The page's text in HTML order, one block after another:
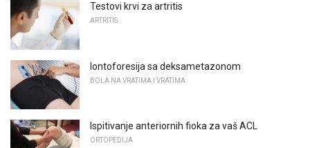
Testovi krvi za artritis
ARTRITIS
Iontoforesija sa deksametazonom
BOLA NA VRATIMA I VRATIMA
Ispitivanje anteriornih fioka za vaš ACL
ORTOPEDIJA